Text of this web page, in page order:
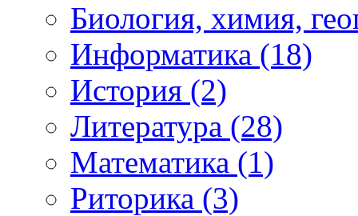
Биология, химия,
Информатика (18)
История (2)
Литература (28)
Математика (1)
Риторика (3)